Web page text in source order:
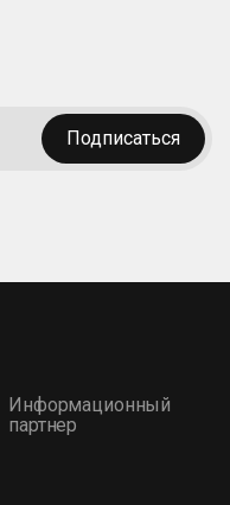
Подписаться
Информационный
партнер